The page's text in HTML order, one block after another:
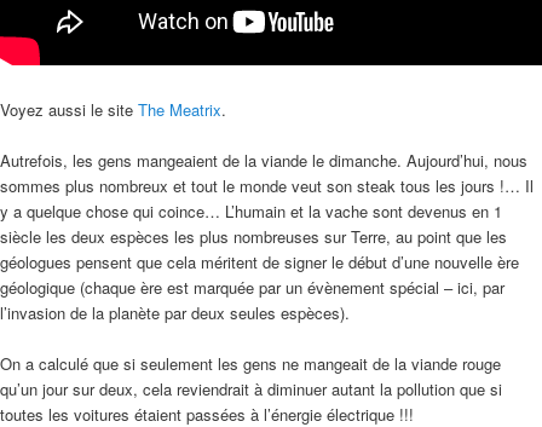
Voyez aussi le site The Meatrix.
Autrefois, les gens mangeaient de la viande le dimanche. Aujourd’hui, nous
sommes plus nombreux et tout le monde veut son steak tous les jours !… Il
y a quelque chose qui coince… L’humain et la vache sont devenus en 1
siècle les deux espèces les plus nombreuses sur Terre, au point que les
géologues pensent que cela méritent de signer le début d’une nouvelle ère
géologique (chaque ère est marquée par un évènement spécial – ici, par
l’invasion de la planète par deux seules espèces).
On a calculé que si seulement les gens ne mangeait de la viande rouge
qu’un jour sur deux, cela reviendrait à diminuer autant la pollution que si
toutes les voitures étaient passées à l’énergie électrique !!!